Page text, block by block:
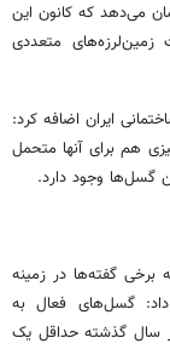
می‌دهد که کانون این
متعددی
ایران اضافه کرد:
هم برای آنها متحمل
گسل‌ها وجود دارد.
برخی گفته‌ها در زمینه
گسل‌های فعال به
می‌شود که در طی ۳۵ هزار تا ۵۰۰ هزار سال گذشته حداقل یک